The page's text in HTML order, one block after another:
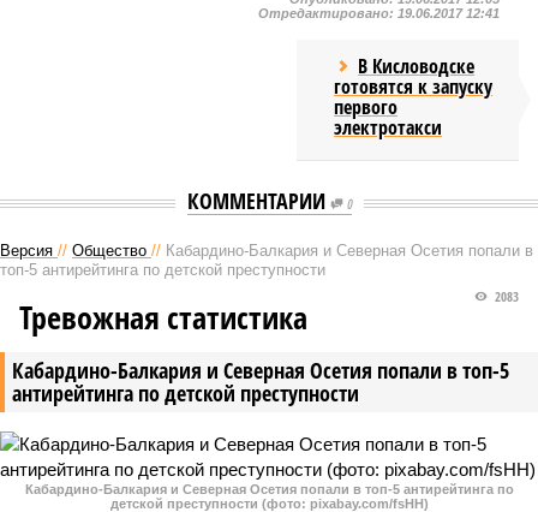
Отредактировано: 19.06.2017 12:41
В Кисловодске
готовятся к запуску
первого
электротакси
КОММЕНТАРИИ 0
Версия // Общество // Кабардино-Балкария и Северная Осетия попали в
топ-5 антирейтинга по детской преступности
Кабардино-Балкария и Северная Осетия попали в топ-5
антирейтинга по детской преступности
2083
Тревожная статистика
Кабардино-Балкария и Северная Осетия попали в топ-5 антирейтинга по
детской преступности (фото: pixabay.com/fsHH)